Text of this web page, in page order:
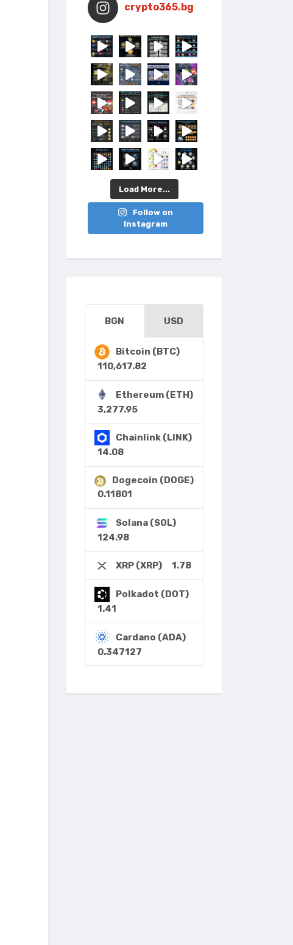
crypto365.bg
Load More...
Follow on
Instagram
BGN USD
Bitcoin (BTC)
110,617.82
Ethereum (ETH)
3,277.95
Chainlink (LINK)
14.08
Dogecoin (DOGE)
0.11801
Solana (SOL)
124.98
XRP (XRP) 1.78
Polkadot (DOT)
1.41
Cardano (ADA)
0.347127